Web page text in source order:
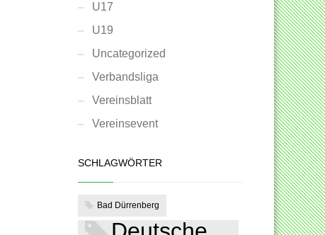
U17
U19
Uncategorized
Verbandsliga
Vereinsblatt
Vereinsevent
SCHLAGWÖRTER
Bad Dürrenberg